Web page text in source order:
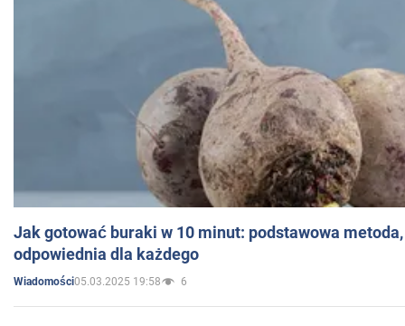
Jak gotować buraki w 10 minut: podstawowa
odpowiednia dla każdego
Wiadomości05.03.2025 19:58 6